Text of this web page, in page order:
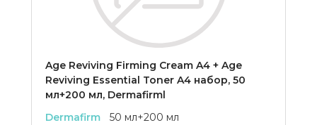
Age Reviving Firming Cream A4 + Age
Reviving Essential Toner A4 набор, 50
мл+200 мл, Dermafirml
Dermafirm
50 мл+200 мл